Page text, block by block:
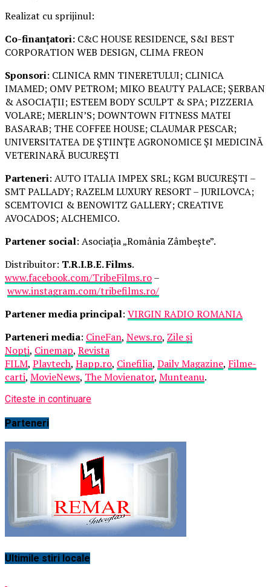
Realizat cu sprijinul:
Co-finanțatori: C&C HOUSE RESIDENCE, S&I BEST
CORPORATION WEB DESIGN, CLIMA FREON
Sponsori: CLINICA RMN TINERETULUI; CLINICA
IMAMED; OMV PETROM; MIKO BEAUTY PALACE; ȘERBAN
& ASOCIAȚII; ESTEEM BODY SCULPT & SPA; PIZZERIA
VOLARE; MERLIN’S; DOWNTOWN FITNESS MATEI
BASARAB; THE COFFEE HOUSE; CLAUMAR PESCAR;
UNIVERSITATEA DE ȘTIINȚE AGRONOMICE ȘI MEDICINĂ
VETERINARĂ BUCUREȘTI
Parteneri: AUTO ITALIA IMPEX SRL; KGM BUCUREȘTI –
SMT PALLADY; RAZELM LUXURY RESORT – JURILOVCA;
SCEMTOVICI & BENOWITZ GALLERY; CREATIVE
AVOCADOS; ALCHEMICO.
Partener social: Asociația „România Zâmbește”.
Distribuitor: T.R.I.B.E. Films.
www.facebook.com/TribeFilms.ro–
www.instagram.com/tribefilms.ro/
Partener media principal: VIRGIN RADIO ROMANIA
Parteneri media: CineFan, News.ro, Zile și
Nopți, Cinemap, Revista
FILM, Playtech, Happ.ro, Cinefilia, Daily Magazine, Filme-
carti, MovieNews, The Movienator, Munteanu.
Citeste in continuare
Parteneri
Ultimile stiri locale